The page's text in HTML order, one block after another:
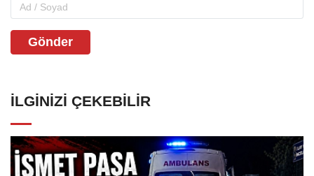
Gönder
İLGINIZI ÇEKEBILIR